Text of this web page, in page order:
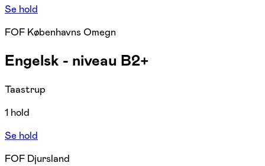
Se hold
FOF Københavns Omegn
Engelsk - niveau B2+
Taastrup
1 hold
Se hold
FOF Djursland